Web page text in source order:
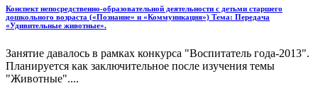
Конспект непосредственно-образовательной деятельности с детьми старшего
дошкольного возраста («Познание» и «Коммуникация») Тема: Передача
«Удивительные животные».
Занятие давалось в рамках конкурса "Воспитатель года-2013".
Планируется как заключительное после изучения темы
"Животные"....